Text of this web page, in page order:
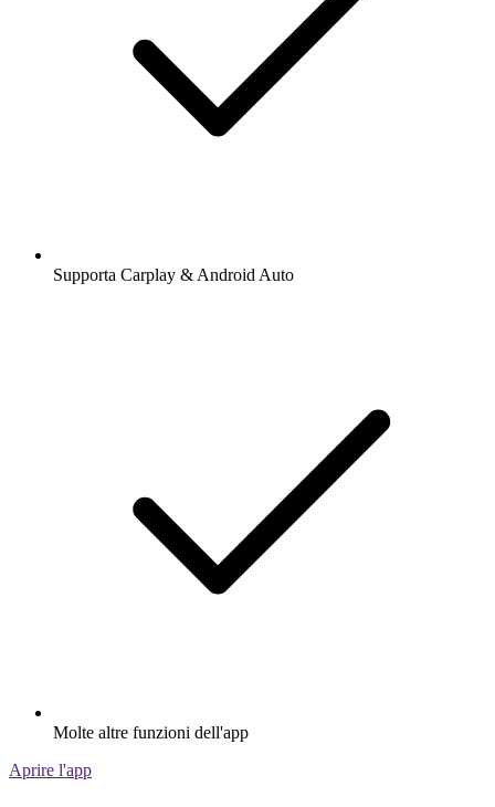
Supporta Carplay & Android Auto
Molte altre funzioni dell'app
Aprire l'app